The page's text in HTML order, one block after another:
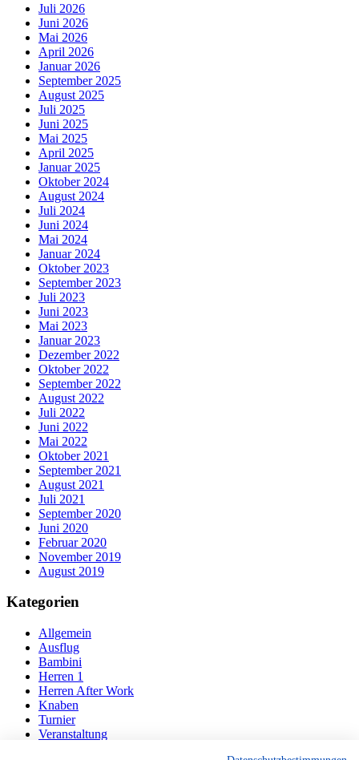
Juli 2026
Juni 2026
Mai 2026
April 2026
Januar 2026
September 2025
August 2025
Juli 2025
Juni 2025
Mai 2025
April 2025
Januar 2025
Oktober 2024
August 2024
Juli 2024
Juni 2024
Mai 2024
Januar 2024
Oktober 2023
September 2023
Juli 2023
Juni 2023
Mai 2023
Januar 2023
Dezember 2022
Oktober 2022
September 2022
August 2022
Juli 2022
Juni 2022
Mai 2022
Oktober 2021
September 2021
August 2021
Juli 2021
September 2020
Juni 2020
Februar 2020
November 2019
August 2019
Kategorien
Allgemein
Ausflug
Bambini
Herren 1
Herren After Work
Knaben
Turnier
Veranstaltung